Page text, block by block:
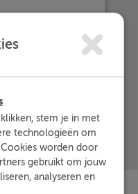
stem je in met
technologieën om
worden door
gebruikt om jouw
analyseren en